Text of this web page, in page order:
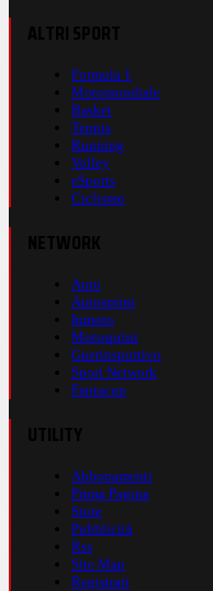
Formula 1
Motomondiale
Basket
Tennis
Running
Volley
eSports
Ciclismo
Auto
Autosprint
Inmoto
Motosprint
Guerinsportivo
Sport Network
Fantacup
Abbonamenti
Prima Pagina
Store
Pubblicità
Rss
Site Map
Registrati